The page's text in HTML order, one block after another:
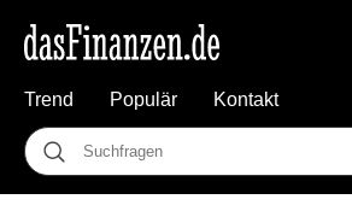
Trend Populär Kontakt